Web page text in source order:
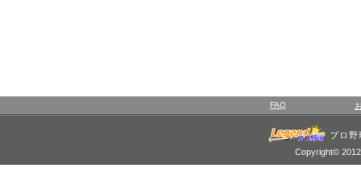
FAQ
プロ
Copyright©